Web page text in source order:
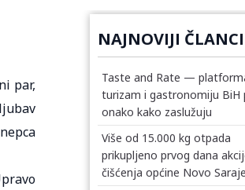
par,
NAJNOVIJI ČLANCI
Taste and Rate —
turizam i gastronomiju BiH
onako kako zaslužuju
Više od 15.000 kg otpada
prikupljeno prvog dana
čišćenja općine Novo